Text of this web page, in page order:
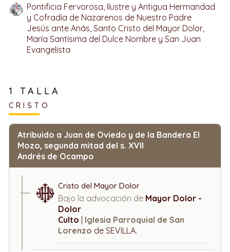
Pontificia Fervorosa, Ilustre y Antigua Hermandad
y Cofradía de Nazarenos de Nuestro Padre
Jesús ante Anás, Santo Cristo del Mayor Dolor,
María Santísima del Dulce Nombre y San Juan
Evangelista
1 TALLA
CRISTO
Atribuido a Juan de Oviedo y de la Bandera El
Mozo, segunda mitad del s. XVII
Andrés de Ocampo
Cristo del Mayor Dolor
Bajo la advocación de Mayor Dolor -
Dolor
Culto
Iglesia Parroquial de San
Lorenzo de SEVILLA.